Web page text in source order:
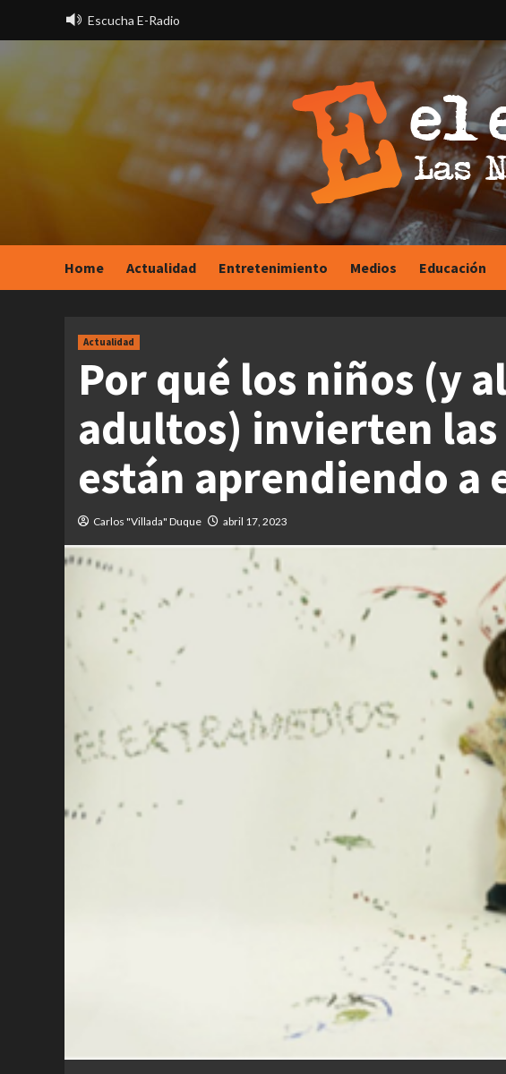
Escucha E-Radio
Home Actualidad Entretenimiento Medios Educación
Actualidad
Por qué los niños (y
adultos) invierten
están aprendiendo a
Carlos "Villada" Duque abril 17, 2023